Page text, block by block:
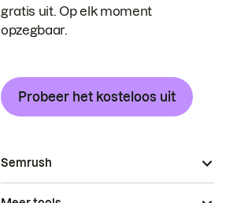
gratis uit. Op elk moment
opzegbaar.
Probeer het kosteloos uit
Semrush